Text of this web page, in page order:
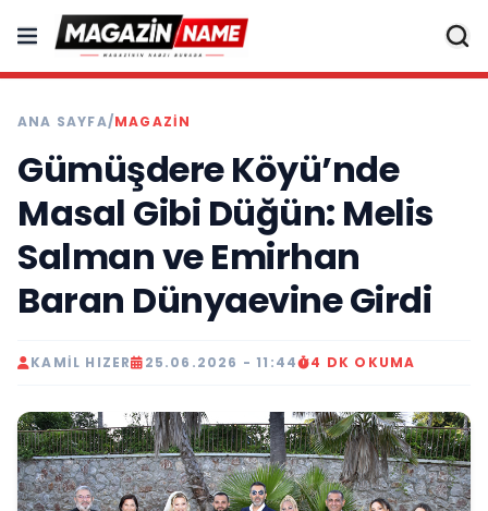
ANA SAYFA/MAGAZIN
Gümüşdere Köyü’nde
Masal Gibi Düğün: Melis
Salman ve Emirhan
Baran Dünyaevine Girdi
KAMIL HIZER 25.06.2026 - 11:44 4 DK OKUMA